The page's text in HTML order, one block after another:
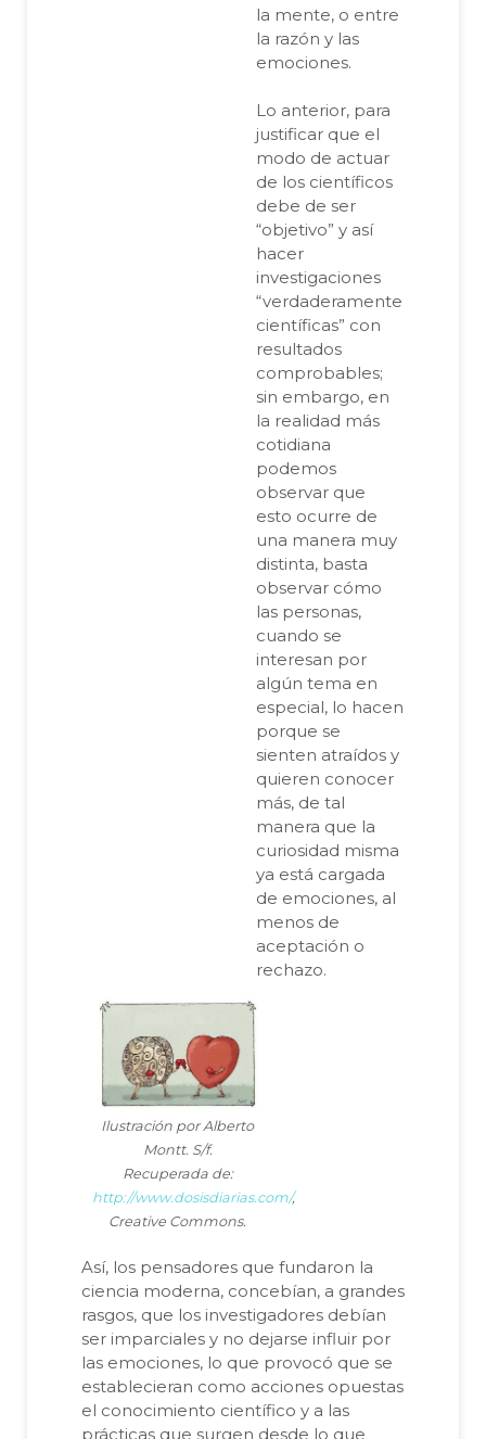
la mente, o entre
la razón y las
emociones.
Lo anterior, para
justificar que el
modo de actuar
de los científicos
debe de ser
“objetivo” y así
hacer
investigaciones
“verdaderamente
científicas” con
resultados
comprobables;
sin embargo, en
la realidad más
cotidiana
podemos
observar que
esto ocurre de
una manera muy
distinta, basta
observar cómo
las personas,
cuando se
interesan por
algún tema en
especial, lo hacen
porque se
sienten atraídos y
quieren conocer
más, de tal
manera que la
curiosidad misma
ya está cargada
de emociones, al
menos de
aceptación o
rechazo.
Ilustración por Alberto
Montt. S/f.
Recuperada de:
http://www.dosisdiarias.com/,
Creative Commons.
Así, los pensadores que fundaron la
ciencia moderna, concebían, a grandes
rasgos, que los investigadores debían
ser imparciales y no dejarse influir por
las emociones, lo que provocó que se
establecieran como acciones opuestas
el conocimiento científico y a las
prácticas que surgen desde lo que